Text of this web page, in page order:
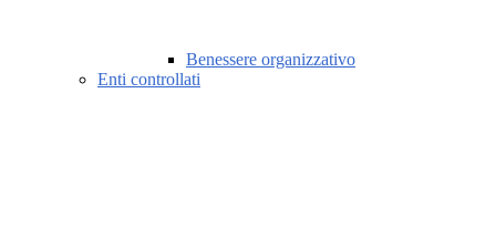
Benessere organizzativo
Enti controllati